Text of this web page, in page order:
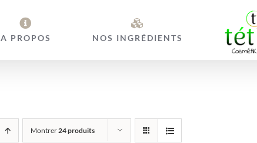
A PROPOS NOS INGRÉDIENTS
Montrer24 produits